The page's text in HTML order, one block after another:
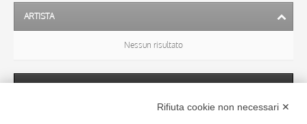
ARTISTA
Nessun risultato
Rifiuta cookie non necessari ✕